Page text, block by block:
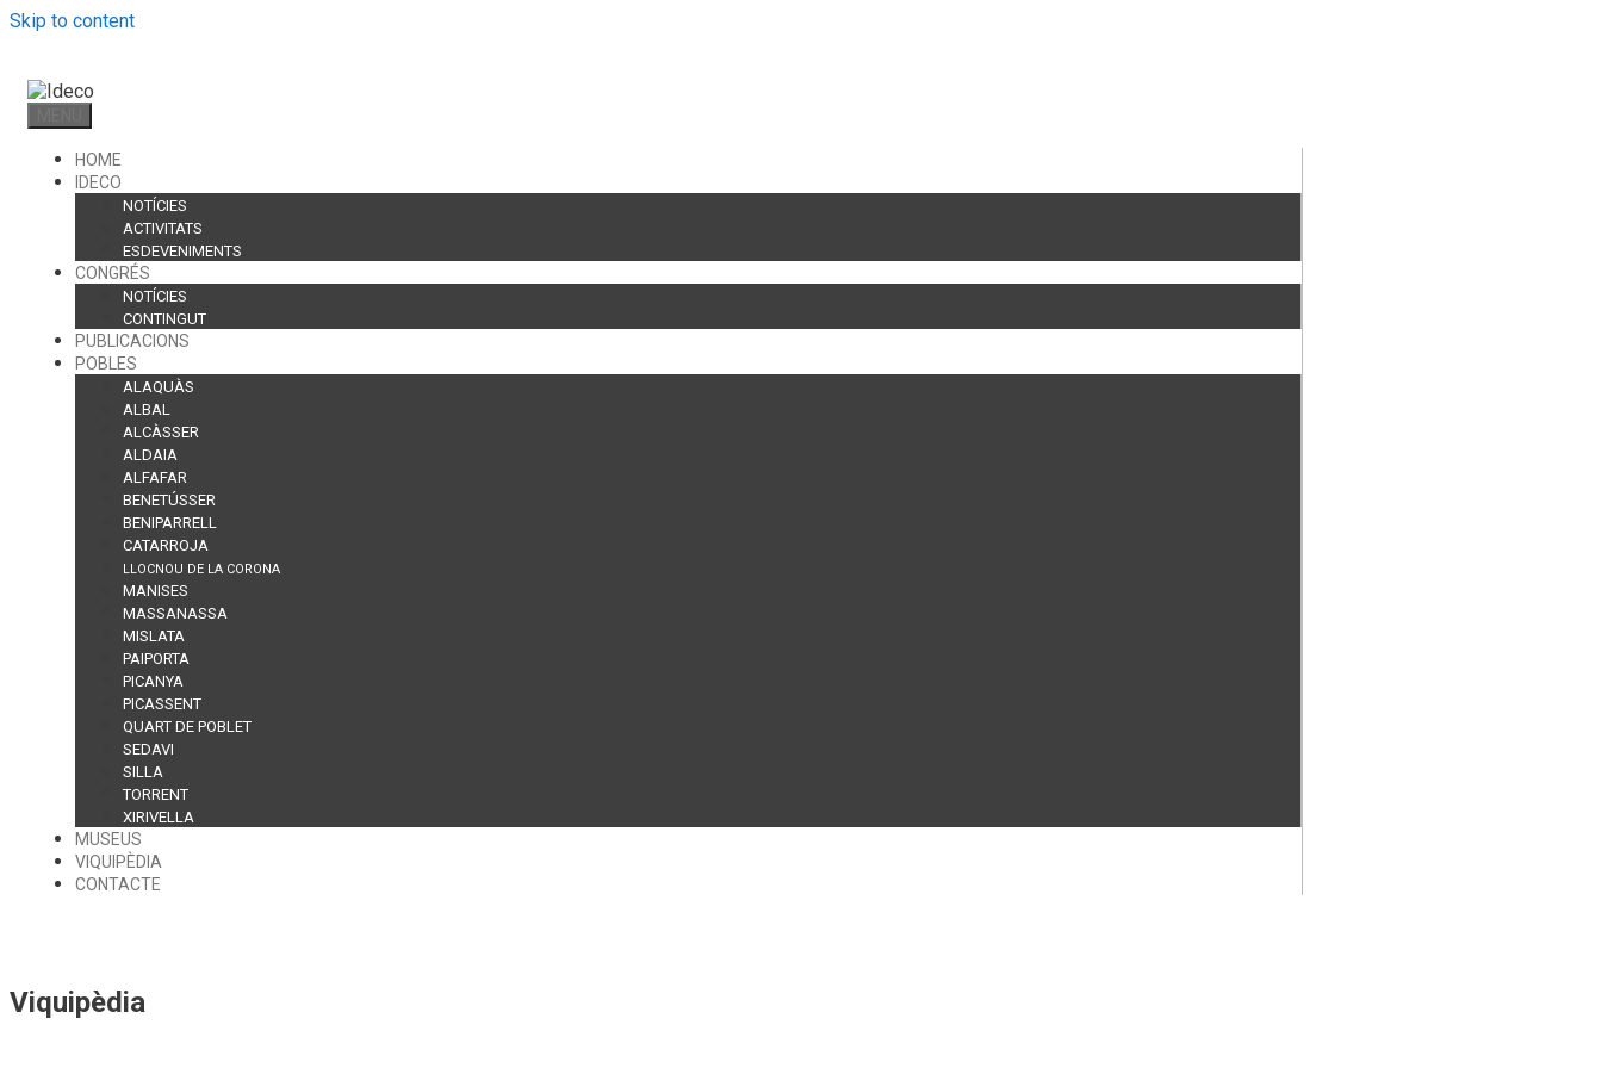
Skip to content
HOME
IDECO
NOTÍCIES
ACTIVITATS
ESDEVENIMENTS
CONGRÉS
NOTÍCIES
CONTINGUT
PUBLICACIONS
POBLES
ALAQUÀS
ALBAL
ALCÀSSER
ALDAIA
ALFAFAR
BENETÚSSER
BENIPARRELL
CATARROJA
LLOCNOU DE LA CORONA
MANISES
MASSANASSA
MISLATA
PAIPORTA
PICANYA
PICASSENT
QUART DE POBLET
SEDAVI
SILLA
TORRENT
XIRIVELLA
MUSEUS
VIQUIPÈDIA
CONTACTE
Viquipèdia